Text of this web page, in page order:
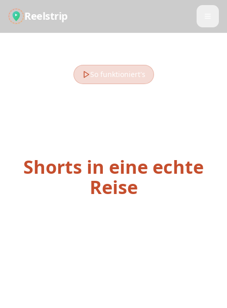
Reelstrip
So funktioniert's
Shorts in eine echte
Reise